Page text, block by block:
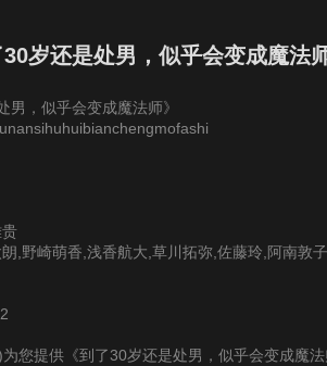
岁还是处男，似乎会变成魔法
男，似乎会变成魔法师》
,野崎萌香,浅香航大,草川拓弥,佐藤玲,阿南敦
您提供《到了30岁还是处男，似乎会变成魔